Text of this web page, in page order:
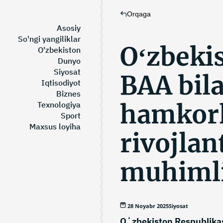
Asosiy
So'ngi yangiliklar
O'zbekiston
Dunyo
Siyosat
Iqtisodiyot
Biznes
Texnologiya
Sport
Maxsus loyiha
Orqaga
BAA
28 Noyabr 2025Siyosat